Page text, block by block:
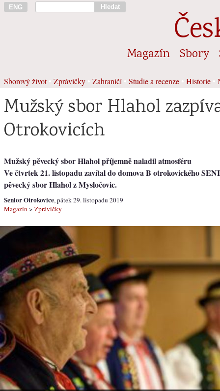
ENG Hledat
Magazín Sbory
Sborový život• Zprávičky Zahraničí• Studie a recenze Historie
Mužský sbor Hlahol
Otrokovicích
Mužský pěvecký sbor Hlahol příjemně naladil atmosféru
Ve čtvrtek 21. listopadu zavítal do domova B otrokovického
pěvecký sbor Hlahol z Mysločovic.
Senior Otrokovice, pátek 29. listopadu 2019
Magazín > Zprávičky